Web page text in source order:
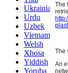
Ukrainian
Urdu
Uzbek
Vietnamese
Welsh
Xhosa
Yiddish
Yoruba